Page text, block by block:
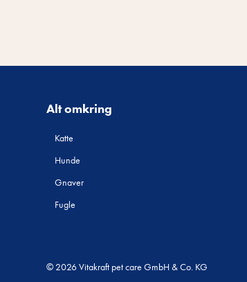
Alt omkring
Katte
Hunde
Gnaver
Fugle
© 2026 Vitakraft pet care GmbH & Co. KG